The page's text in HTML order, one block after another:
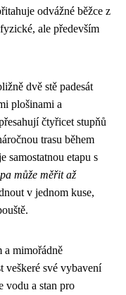
odvážné běžce z
ale především
dvě stě padesát
plošinami a
čtyřicet stupňů
trasu během
samostatnou etapu s
může měřit až
v jednom kuse,
a mimořádně
veškeré své vybavení
vodu a stan pro